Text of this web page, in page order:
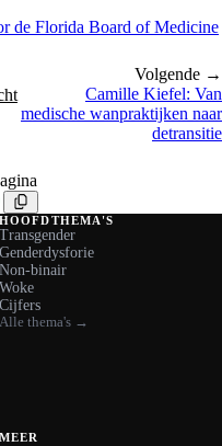
de Florida Board of Medicine
Volgende →
Camille Kiefel: Van
medische wanpraktijken naar
detransitie
HOOFDTHEMA'S
Transgender
Genderdysforie
Non-binair
Woke
Cijfers
Alle thema's →
MEER